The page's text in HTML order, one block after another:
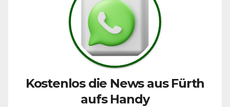
Kostenlos die News aus Fürth
aufs Handy